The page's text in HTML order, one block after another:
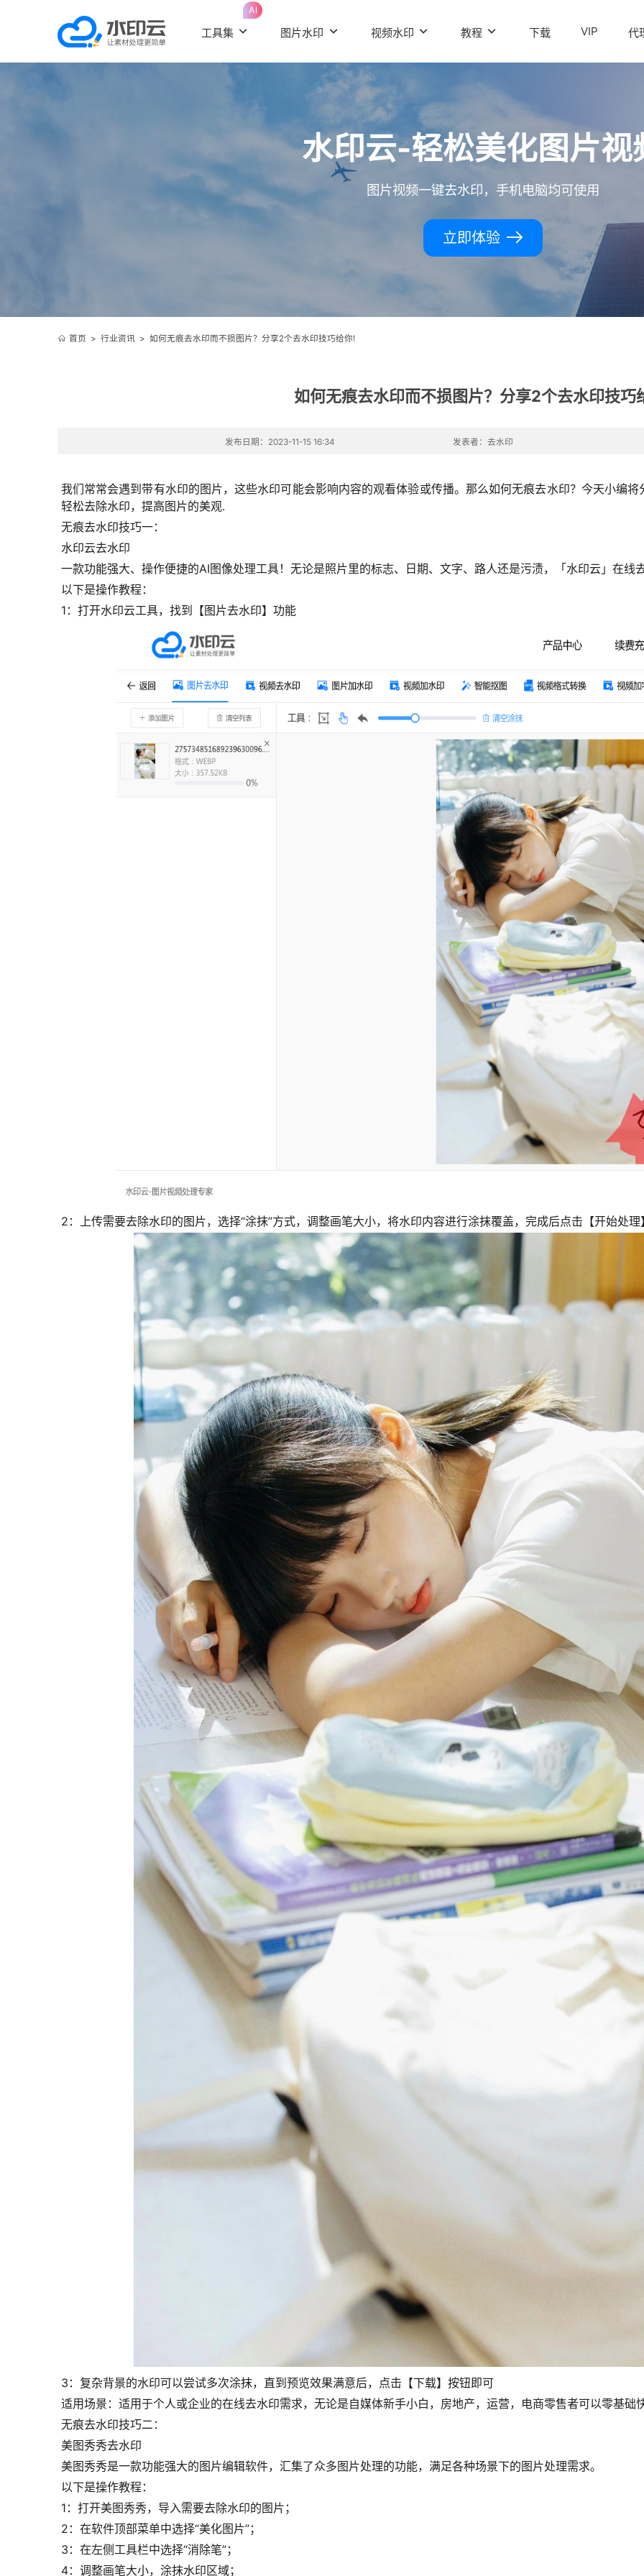
工具集
AI
图片水印 视频水印 教程 下载 VIP 代
水印云-轻松美化图片视
图片视频一键去水印，手机电脑均可使用
立即体验
首页 > 行业资讯> 如何无痕去水印而不损图片？分享2个去水印技巧给你!
如何无痕去水印而不损图片？分享2个去水印技巧
发布日期：2023-11-15 16:34 发表者：去水印
我们常常会遇到带有水印的图片，这些水印可能会影响内容的观看体验或传播。那么如何无痕去水印？今天小编
轻松去除水印，提高图片的美观.
无痕去水印技巧一：
水印云去水印
一款功能强大、操作便捷的AI图像处理工具！无论是照片里的标志、日期、文字、路人还是污渍，「水印云」在线
以下是操作教程：
1：打开水印云工具，找到【图片去水印】功能
2：上传需要去除水印的图片，选择“涂抹”方式，调整画笔大小，将水印内容进行涂抹覆盖，完成后点击【开始处理
3：复杂背景的水印可以尝试多次涂抹，直到预览效果满意后，点击【下载】按钮即可
适用场景：适用于个人或企业的在线去水印需求，无论是自媒体新手小白，房地产，运营，电商零售者可以零基
无痕去水印技巧二：
美图秀秀去水印
美图秀秀是一款功能强大的图片编辑软件，汇集了众多图片处理的功能，满足各种场景下的图片处理需求。
以下是操作教程：
1：打开美图秀秀，导入需要去除水印的图片；
2：在软件顶部菜单中选择“美化图片”；
3：在左侧工具栏中选择“消除笔”；
4：调整画笔大小，涂抹水印区域；